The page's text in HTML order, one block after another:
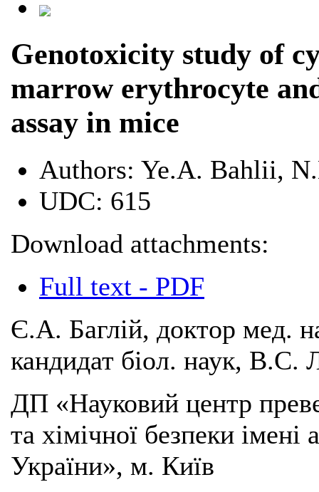
Genotoxicity study of
marrow erythrocyte
assay in mice
Authors: Ye.A. Bahlii,
UDC: 615
Download attachments:
Full text - PDF
Є.А. Баглій, доктор мед.
кандидат біол. наук, В.С.
ДП «Науковий центр
та хімічної безпеки
України», м. Київ